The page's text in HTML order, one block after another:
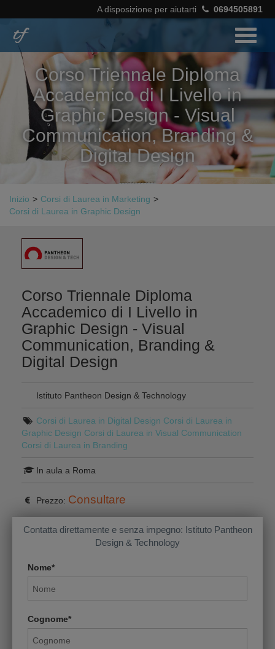
A disposizione per aiutarti 0694505891
Corso Triennale Diploma
Accademico di I Livello in
Graphic Design - Visual
Communication, Branding &
Digital Design
Inizio > Corsi di Laurea in Marketing >
Corsi di Laurea in Graphic Design
Corso Triennale Diploma
Accademico di I Livello in
Graphic Design - Visual
Communication, Branding &
Digital Design
Istituto Pantheon Design & Technology
Corsi di Laurea in Digital Design Corsi di Laurea in
Graphic Design Corsi di Laurea in Visual Communication
Corsi di Laurea in Branding
In aula a Roma
Prezzo: Consultare
Contatta direttamente e senza impegno: Istituto Pantheon
Design & Technology
Nome*
Cognome*